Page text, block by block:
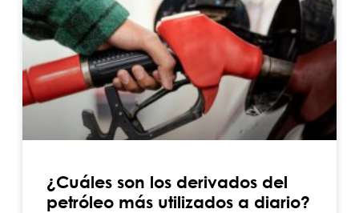
¿Cuáles son los derivados del
petróleo más utilizados a diario?